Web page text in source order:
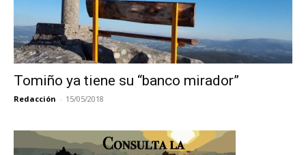
Tomiño ya tiene su “banco mirador”
Redacción - 15/05/2018